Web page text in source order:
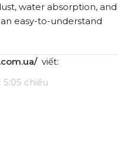
water absorption, and
easy-to-understand
viết:
5:05 chiều